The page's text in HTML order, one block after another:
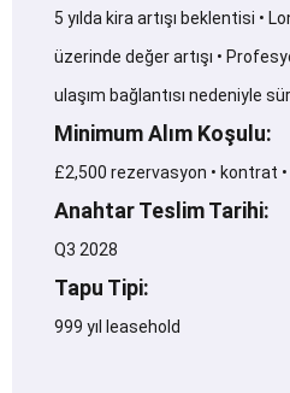
5 yılda kira artışı beklentisi •
üzerinde değer artışı •
ulaşım bağlantısı nedeniyle
Minimum Alım Koşulu:
£2,500 rezervasyon • kontrat
Anahtar Teslim Tarihi:
Q3 2028
Tapu Tipi:
999 yıl leasehold